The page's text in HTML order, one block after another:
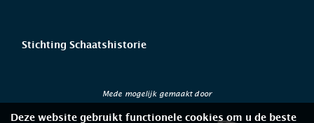
Stichting Schaatshistorie
Mede mogelijk gemaakt door
Deze website gebruikt functionele cookies om u de beste